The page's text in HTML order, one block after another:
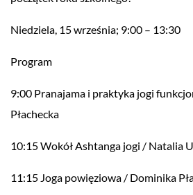
Niedziela, 15 września; 9:00 – 13:30
Program
9:00 Pranajama i praktyka jogi
Płachecka
10:15 Wokół Ashtanga jogi / Natalia
11:15 Joga powięziowa / Dominika